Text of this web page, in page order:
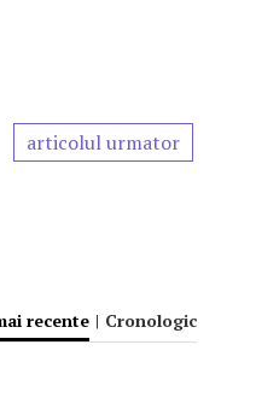
articolul urmator
recente | Cronologic